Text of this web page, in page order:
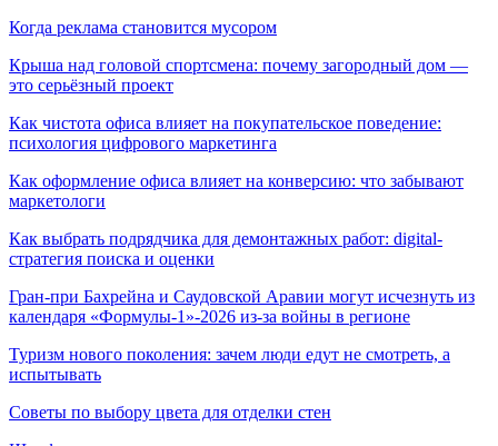
Когда реклама становится мусором
Крыша над головой спортсмена: почему загородный дом —
это серьёзный проект
Как чистота офиса влияет на покупательское поведение:
психология цифрового маркетинга
Как оформление офиса влияет на конверсию: что забывают
маркетологи
Как выбрать подрядчика для демонтажных работ: digital-
стратегия поиска и оценки
Гран-при Бахрейна и Саудовской Аравии могут исчезнуть из
календаря «Формулы-1»-2026 из-за войны в регионе
Туризм нового поколения: зачем люди едут не смотреть, а
испытывать
Советы по выбору цвета для отделки стен